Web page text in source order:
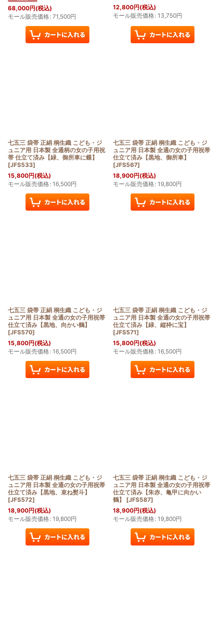
68,000円(税込)
モール販売価格: 71,500円
12,800円(税込)
モール販売価格: 13,750円
七五三 袋帯 正絹 桐生織 こども・ジ
ュニア用 日本製 全通柄の女の子用祝
帯 仕立て済み【緑、御所車に蝶】
[JFS533]
15,800円(税込)
モール販売価格: 16,500円
七五三 袋帯 正絹 桐生織 こども・ジ
ュニア用 日本製 全通の女の子用祝帯
仕立て済み【黒地、御所車】
[JFS567]
18,900円(税込)
モール販売価格: 19,800円
七五三 袋帯 正絹 桐生織 こども・ジ
ュニア用 日本製 全通の女の子用祝帯
仕立て済み【黒地、向かい鶴】
[JFS570]
15,800円(税込)
モール販売価格: 16,500円
七五三 袋帯 正絹 桐生織 こども・ジ
ュニア用 日本製 全通の女の子用祝帯
仕立て済み【緑、縦枠に宝】
[JFS571]
15,800円(税込)
モール販売価格: 16,500円
七五三 袋帯 正絹 桐生織 こども・ジ
ュニア用 日本製 全通の女の子用祝帯
仕立て済み【黒地、束ね熨斗】
[JFS572]
18,900円(税込)
モール販売価格: 19,800円
七五三 袋帯 正絹 桐生織 こども・ジ
ュニア用 日本製 全通の女の子用祝帯
仕立て済み【朱赤、亀甲に向かい
鶴】
[JFS587]
18,900円(税込)
モール販売価格: 19,800円